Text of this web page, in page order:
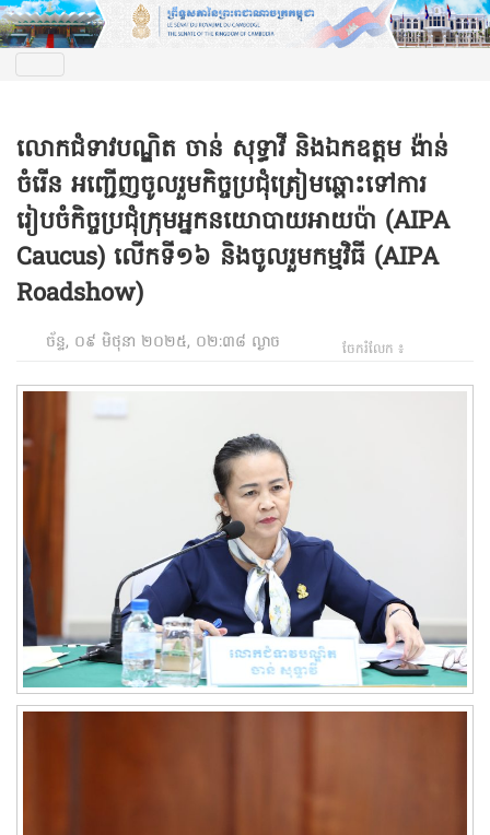
លោកជំទាវបណ្ឌិត ចាន់ សុទ្ធាវី និងឯកឧត្តម ង៉ាន់
ចំរើន អញ្ជើញចូលរួមកិច្ចប្រជុំត្រៀមឆ្ពោះទៅការ
រៀបចំកិច្ចប្រជុំក្រុមអ្នកនយោបាយអាយប៉ា (AIPA
Caucus) លើកទី១៦ និងចូលរួមកម្មវិធី (AIPA
Roadshow)
ច័ន្ទ, ០៩ មិថុនា ២០២៥, ០២:៣៨ ល្ងាច ចែករំលែក ៖